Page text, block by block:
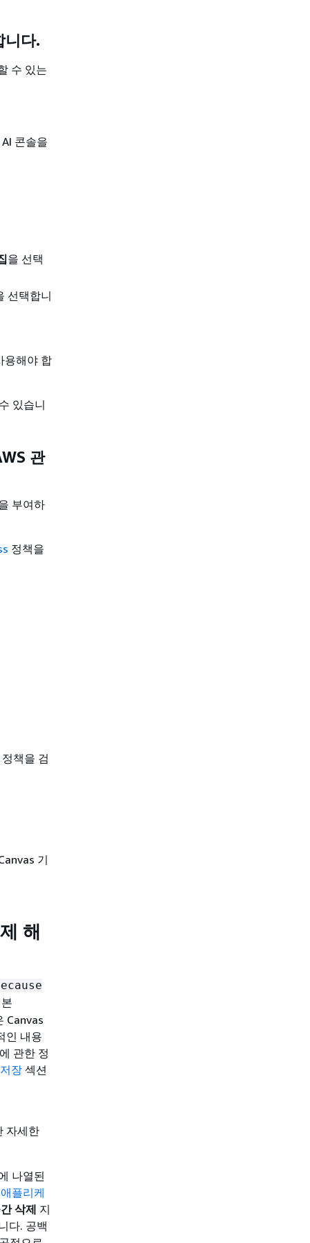
니다.
수 있는
콘솔을
을 선택
선택합니
용해야 합
있습니
관
부여하
정책을
정책을 검
기
해
Canvas
인 내용
관한 정
장 섹션
자세한
나열된
애플리케
삭제 지
다. 공백